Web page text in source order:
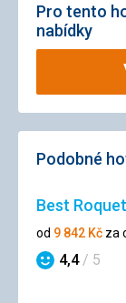
Pro tento
nabídky
Podobné
Best
od 9 842 Kč za
Hodnocení
4,4/ 5